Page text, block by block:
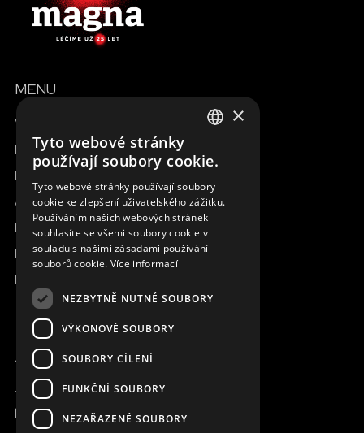
MENU
Všechny formy pomoci
Finance a reporty
Pracujte s námi
Aktuálně
Kdo jsme
Kde pracujeme
Kontaktujte nás
JSME ONLINE
+420 736 416 505
kancelar@magna.org
CZECH
×
Tyto webové stránky
používají soubory cookie.
Tyto webové stránky používají soubory
cookie ke zlepšení uživatelského zážitku.
Používáním našich webových stránek
souhlasíte se všemi soubory cookie v
souladu s našimi zásadami používání
souborů cookie. Více informací
NEZBYTNĚ NUTNÉ SOUBORY
VÝKONOVÉ SOUBORY
SOUBORY CÍLENÍ
FUNKČNÍ SOUBORY
NEZAŘAZENÉ SOUBORY